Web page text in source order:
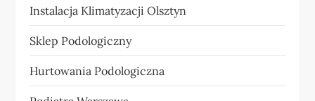
Instalacja Klimatyzacji Olsztyn
Sklep Podologiczny
Hurtowania Podologiczna